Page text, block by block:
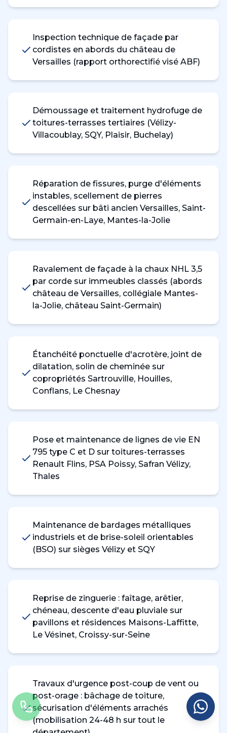
Inspection technique de façade par
cordistes en abords du château de
Versailles (rapport orthorectifié visé ABF)
Démoussage et traitement hydrofuge de
toitures-terrasses tertiaires (Vélizy-
Villacoublay, SQY, Plaisir, Buchelay)
Réparation de fissures, purge d'éléments
instables, scellement de pierres
descellées sur bâti ancien Versailles, Saint-
Germain-en-Laye, Mantes-la-Jolie
Ravalement de façade à la chaux NHL 3,5
par corde sur immeubles classés (abords
château de Versailles, collégiale Mantes-
la-Jolie, château Saint-Germain)
Étanchéité ponctuelle d'acrotère, joint de
dilatation, solin de cheminée sur
copropriétés Sartrouville, Houilles,
Conflans, Le Chesnay
Pose et maintenance de lignes de vie EN
795 type C et D sur toitures-terrasses
Renault Flins, PSA Poissy, Safran Vélizy,
Thales
Maintenance de bardages métalliques
industriels et de brise-soleil orientables
(BSO) sur sièges Vélizy et SQY
Reprise de zinguerie : faîtage, arêtier,
chéneau, descente d'eau pluviale sur
pavillons et résidences Maisons-Laffitte,
Le Vésinet, Croissy-sur-Seine
Travaux d'urgence post-coup de vent ou
post-orage : bâchage de toiture,
sécurisation d'éléments arrachés
(mobilisation 24-48 h sur tout le